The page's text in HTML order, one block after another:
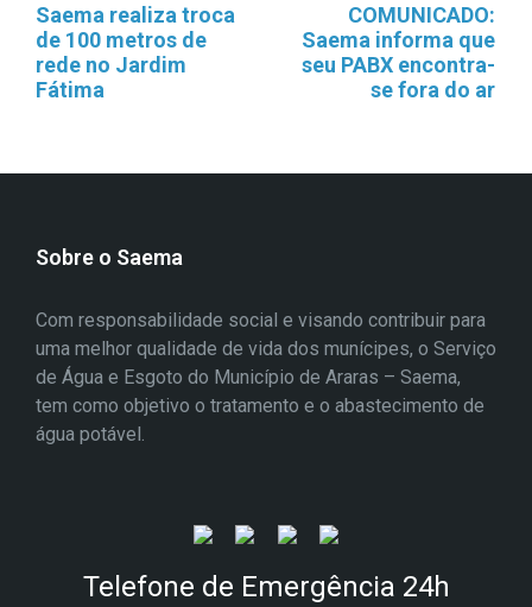
Saema realiza troca
de 100 metros de
rede no Jardim
Fátima
COMUNICADO:
Saema informa que
seu PABX encontra-
se fora do ar
Sobre o Saema
Com responsabilidade social e visando contribuir para
uma melhor qualidade de vida dos munícipes, o Serviço
de Água e Esgoto do Município de Araras – Saema,
tem como objetivo o tratamento e o abastecimento de
água potável.
Telefone de Emergência 24h